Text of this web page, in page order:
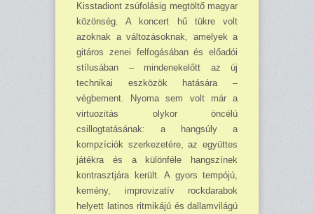
Kisstadiont zsúfolásig megtöltő magyar
közönség. A koncert hű tükre volt
azoknak a változásoknak, amelyek a
gitáros zenei felfogásában és előadói
stílusában – mindenekelőtt az új
technikai eszközök hatására –
végbement. Nyoma sem volt már a
virtuozitás olykor öncélú
csillogtatásának: a hangsúly a
kompzíciók szerkezetére, az együttes
játékra és a különféle hangszínek
kontraszt­jára került. A gyors tempójú,
kemény, improvizatív rockdarabok
helyett latinos ritmikájú és dallamvilágú